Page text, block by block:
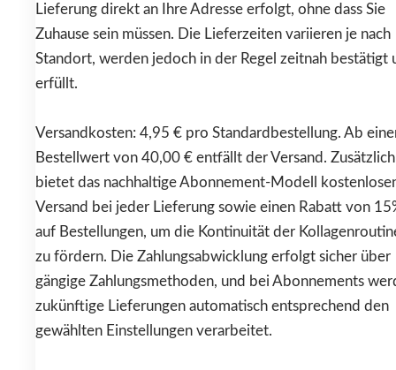
Lieferung direkt an Ihre Adresse erfolgt, ohne dass Sie
Zuhause sein müssen. Die Lieferzeiten variieren je nach
Standort, werden jedoch in der Regel zeitnah bestätigt
erfüllt.
Versandkosten: 4,95 € pro Standardbestellung. Ab
Bestellwert von 40,00 € entfällt der Versand. Zusätzlich
bietet das nachhaltige Abonnement-Modell
Versand bei jeder Lieferung sowie einen Rabatt von
auf Bestellungen, um die Kontinuität der
zu fördern. Die Zahlungsabwicklung erfolgt sicher über
gängige Zahlungsmethoden, und bei Abonnements
zukünftige Lieferungen automatisch entsprechend den
gewählten Einstellungen verarbeitet.